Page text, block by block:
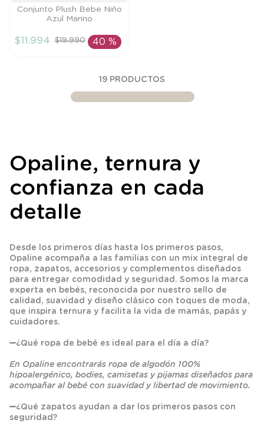
Talla
AÑADIR AL
Conjunto Plush Bebe Niño
Azul Marino
$11 .994 $19.990 40 %
19 PRODUCTOS
Opaline, ternura y
confianza en cada
detalle
Desde los primeros días hasta los primeros pasos,
Opaline acompaña a las familias con un mix integral de
ropa, zapatos, accesorios y complementos diseñados
para entregar comodidad y seguridad. Somos la marca
experta en bebés, reconocida por nuestro sello de
calidad, suavidad y diseño clásico con toques de moda,
que inspira ternura y facilita la vida de mamás, papás y
cuidadores.
➖¿Qué ropa de bebé es ideal para el día a día?
En Opaline encontrarás ropa de algodón 100%
hipoalergénico, bodies, camisetas y pijamas diseñados para
acompañar al bebé con suavidad y libertad de movimiento.
➖¿Qué zapatos ayudan a dar los primeros pasos con
seguridad?